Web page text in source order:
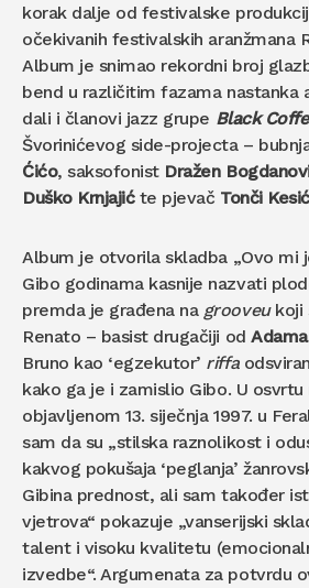
korak dalje od festivalske
očekivanih festivalskih aranžmana
Album je snimao rekordni broj
bend u različitim fazama nastanka
dali i članovi jazz grupe Black
Švorinićevog side-projecta –
Ćićo, saksofonist Dražen
Duško Krnjajićte pjevač Tonči Kesić
Album je otvorila skladba „Ovo mi
Gibo godinama kasnije nazvati
premda je građena na grooveukoji
Renato – basist drugačiji od
Bruno kao ‘egzekutor’ riffa
kako ga je i zamislio Gibo. U osvrtu
objavljenom 13. siječnja 1997. u
sam da su „stilska raznolikost i
kakvog pokušaja ‘peglanja’
Gibina prednost, ali sam također
vjetrova“ pokazuje „vanserijski
talent i visoku kvalitetu
izvedbe“. Argumenata za potvrdu